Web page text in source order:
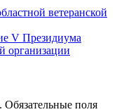
ветеранской
V Президиума
организации
Обязательные поля